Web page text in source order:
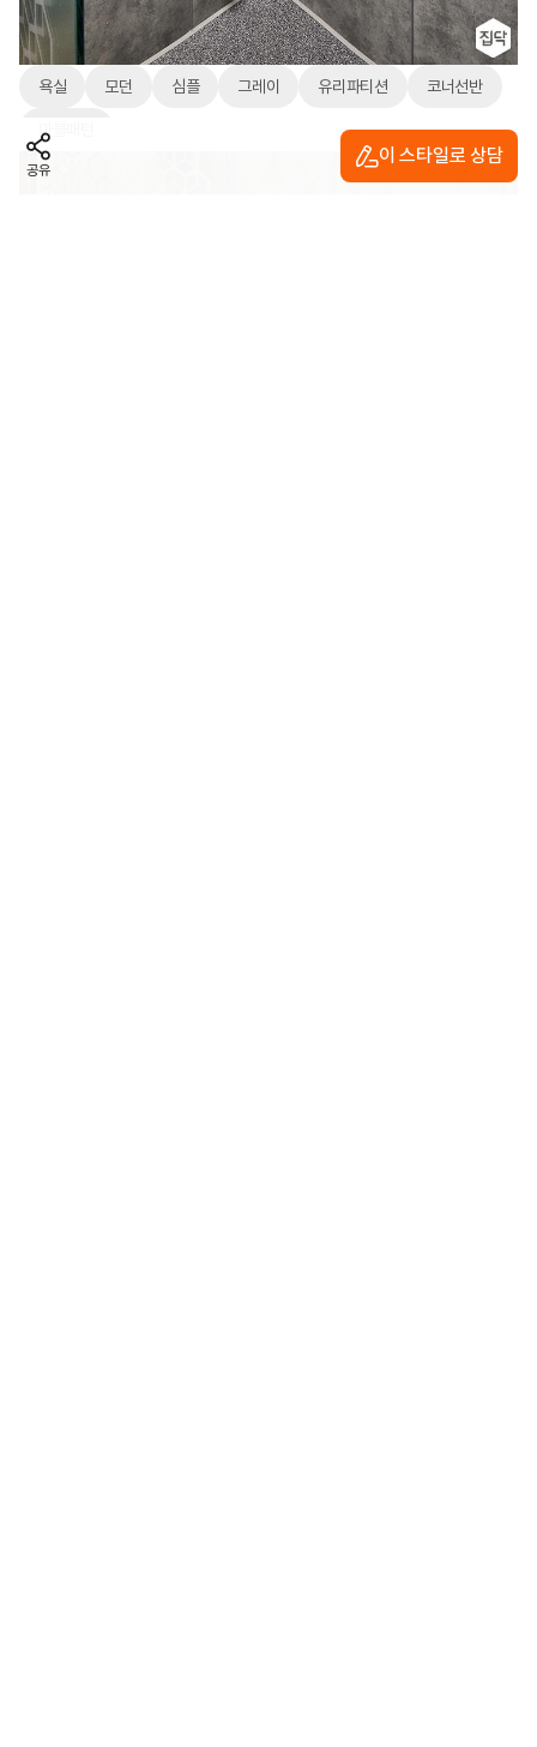
욕실 모던 심플 그레이 유리파티션 코너선반
마블패턴
공유
이 스타일로 상담